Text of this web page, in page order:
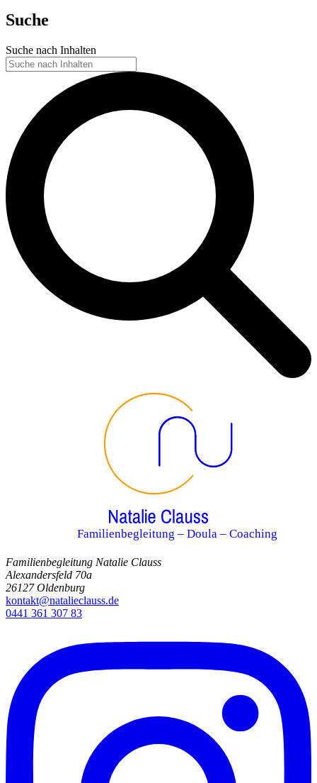
Suche
Suche nach Inhalten
Familienbegleitung – Doula – Coaching
Familienbegleitung Natalie Clauss
Alexandersfeld 70a
26127 Oldenburg
kontakt@natalieclauss.de
0441 361 307 83